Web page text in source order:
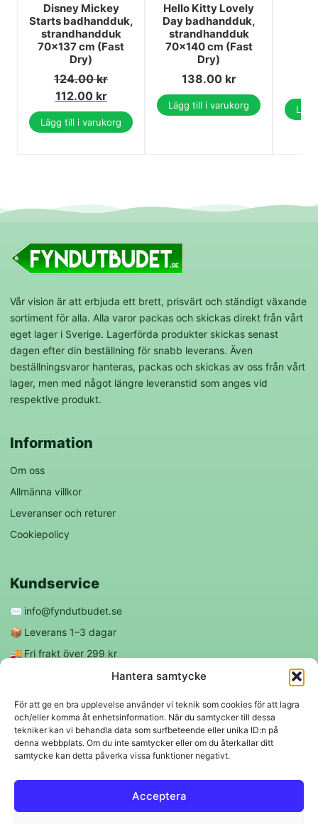
Hantera samtycke
För att ge en bra upplevelse använder vi teknik som cookies för att lagra
och/eller komma åt enhetsinformation. När du samtycker till dessa
tekniker kan vi behandla data som surfbeteende eller unika ID:n på
denna webbplats. Om du inte samtycker eller om du återkallar ditt
samtycke kan detta påverka vissa funktioner negativt.
Acceptera
Disney Mickey
Starts badhandduk,
strandhandduk
70x137 cm (Fast
Dry)
124.00kr
112.00 kr
Lägg till i varukorg
Hello Kitty Lovely
Day badhandduk,
strandhandduk
70x140 cm (Fast
Dry)
138.00 kr
Lägg till i varukorg
Vår vision är att erbjuda ett brett, prisvärt och ständigt växande
sortiment för alla. Alla varor packas och skickas direkt från vårt
eget lager i Sverige. Lagerförda produkter skickas senast
dagen efter din beställning för snabb leverans. Även
beställningsvaror hanteras, packas och skickas av oss från vårt
lager, men med något längre leveranstid som anges vid
respektive produkt.
Information
Om oss
Allmänna villkor
Leveranser och returer
Cookiepolicy
Kundservice
✉️ info@fyndutbudet.se
📦 Leverans 1–3 dagar
🚚 Fri frakt över 299 kr
Följ oss
f ◎
Trygga betalningar